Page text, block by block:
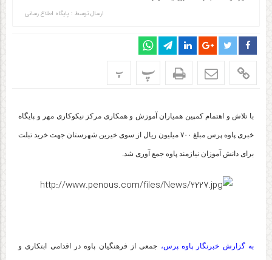
ارسال توسط : پایگاه اطلاع رسانی
پ پ
با تلاش و اهتمام کمپین همیاران آموزش و همکاری مرکز نیکوکاری مهر و پایگاه
خبری پاوه پرس مبلغ ۷۰۰ میلیون ریال از سوی خیرین شهرستان جهت خرید تبلت
برای دانش آموزان نیازمند پاوه جمع آوری شد.
به گزارش خبرنگار پاوه پرس، جمعی از فرهنگیان پاوه در اقدامی ابتکاری و